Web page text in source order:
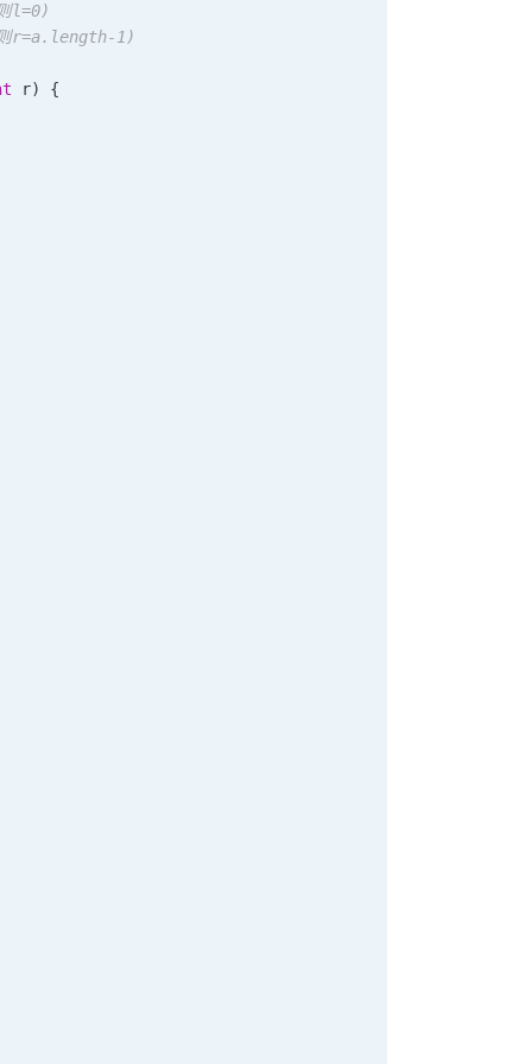
l=0)
r=a.length-1)
r) {